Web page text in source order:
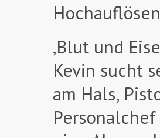
‚Blut und
Kevin sucht
am Hals,